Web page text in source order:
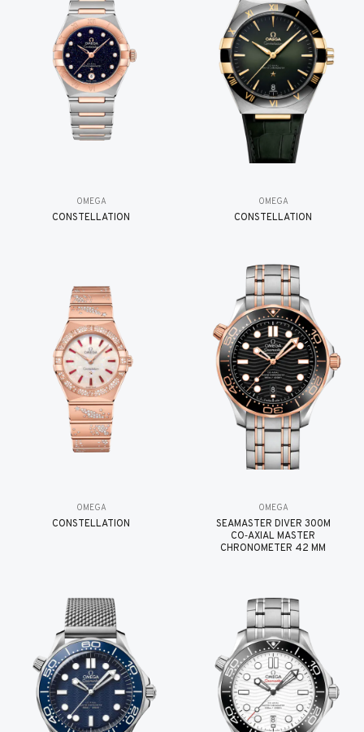
OMEGA
CONSTELLATION
OMEGA
CONSTELLATION
OMEGA
CONSTELLATION
OMEGA
SEAMASTER DIVER 300M
CO‑AXIAL MASTER
CHRONOMETER 42 MM